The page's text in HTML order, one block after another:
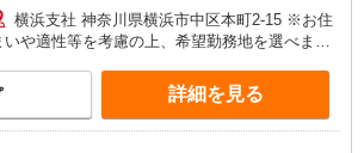
※研修受講手当：8500円
横浜支社 神奈川県横浜市中区本町2-15 ※お住
いや適性等を考慮の上、希望勤務地を選べます
りご確認ください
詳細を見る